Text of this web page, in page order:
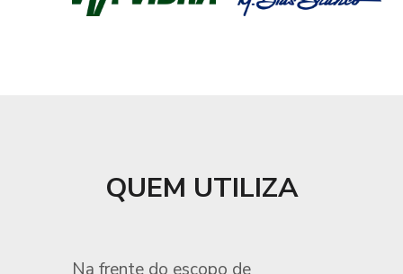
QUEM UTILIZA
Na frente do escopo de